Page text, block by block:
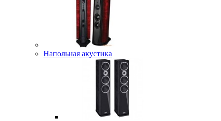
Напольная акустика